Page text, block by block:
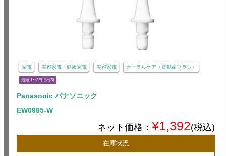
家電 美容家電・健康家電 美容家電 オーラルケア（電動歯ブラシ）
最短 1〜3日で出荷
Panasonic パナソニック
EW0985-W
ネット価格： ¥1,392(税込)
在庫状況